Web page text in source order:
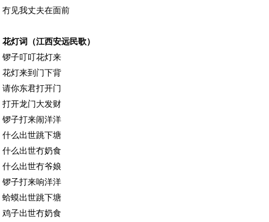
冇见我丈夫在面前
花灯词（江西安远民歌）
锣子叮叮花灯来
花灯来到门下背
请你东君打开门
打开龙门大发财
锣子打来闹洋洋
什么出世跳下塘
什么出世冇奶食
什么出世冇爷娘
锣子打来响洋洋
蛤蟆出世跳下塘
鸡子出世冇奶食